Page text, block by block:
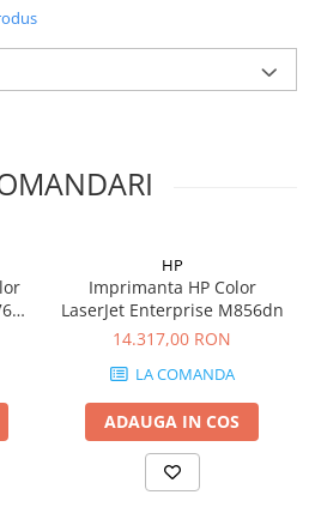
HP
Imprimanta HP Color
LaserJet Enterprise M856dn
14.317,00 RON
LA COMANDA
ADAUGA IN COS